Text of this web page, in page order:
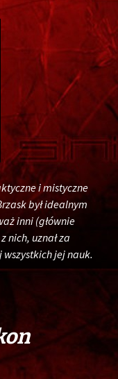
i mistyczne
był idealnym
inni (głównie
nich, uznał za
jej nauk.